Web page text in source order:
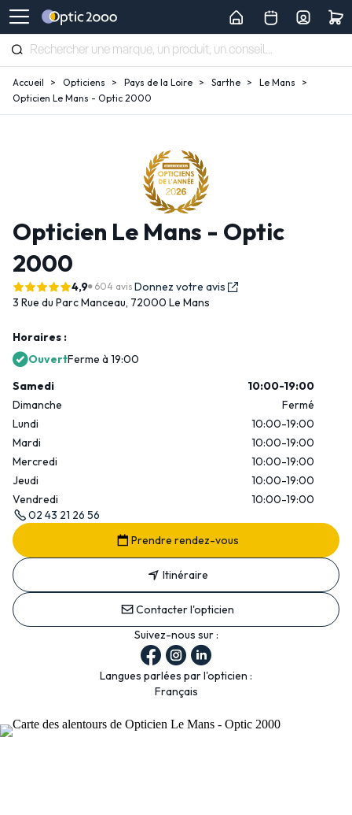
Accueil Opticiens Pays de la Loire Sarthe
Le Mans
Opticien Le Mans - Optic 2000
Opticien Le Mans - Optic
2000
4,9 604 avis Donnez votre avis
3 Rue du Parc Manceau, 72000 Le Mans
Horaires :
OuvertFerme à 19:00
Samedi
10:00-19:00
Dimanche
Fermé
Lundi
10:00-19:00
Mardi
10:00-19:00
Mercredi
10:00-19:00
Jeudi
10:00-19:00
Vendredi
10:00-19:00
02 43 21 26 56
Prendre rendez-vous
Itinéraire
Contacter l'opticien
Suivez-nous sur :
Langues parlées par l'opticien :
Français